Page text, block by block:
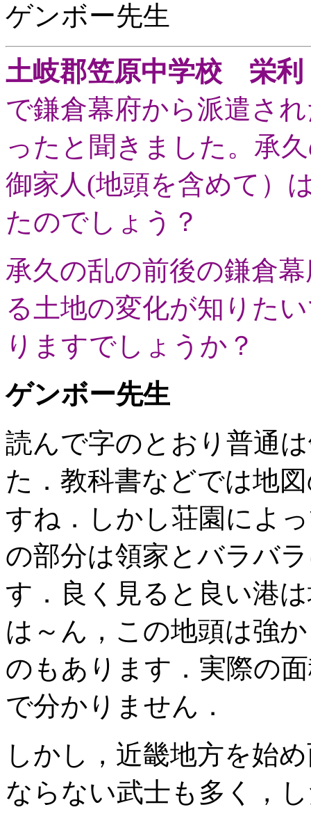
ゲンボー先生
土岐郡笠原中学校 栄利
で鎌倉幕府から派遣さ
ったと聞きました。承
御家人(地頭を含めて）
たのでしょう？
承久の乱の前後の鎌倉
る土地の変化が知りた
りますでしょうか？
ゲンボー先生
読んで字のとおり普通
た．教科書などでは地
すね．しかし荘園によ
の部分は領家とバラバ
す．良く見ると良い港
は～ん，この地頭は強
のもあります．実際の
で分かりません．
しかし，近畿地方を始
ならない武士も多く，